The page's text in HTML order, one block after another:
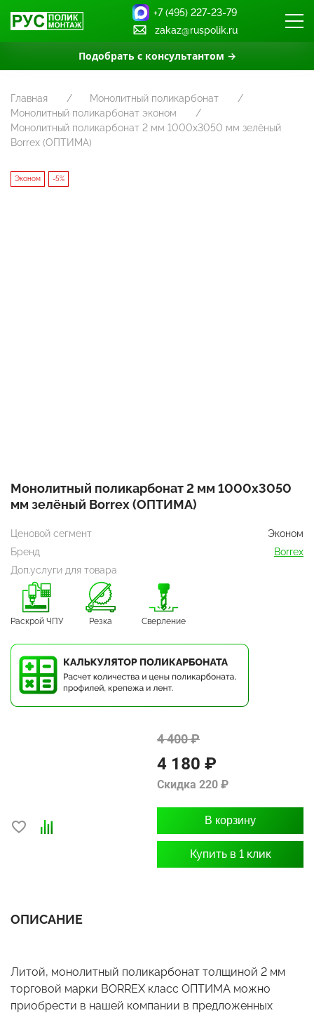
Подобрать с консультантом →
+7 (495) 227-23-79
zakaz@ruspolik.ru
Главная
Монолитный поликарбонат
Монолитный поликарбонат эконом
Монолитный поликарбонат 2 мм 1000х3050 мм зелёный
Borrex (ОПТИМА)
Эконом -5%
Монолитный поликарбонат 2 мм 1000х3050
мм зелёный Borrex (ОПТИМА)
Ценовой сегмент
Эконом
Бренд
Borrex
Доп.услуги для товара
Раскрой ЧПУ Резка Сверление
4 400 ₽
4 180 ₽
Скидка 220 ₽
В корзину
Купить в 1 клик
ОПИСАНИЕ
Литой, монолитный поликарбонат толщиной 2 мм
торговой марки BORREX класс ОПТИМА можно
приобрести в нашей компании в предложенных